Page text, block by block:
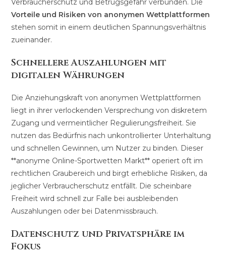
Verbraucherschutz und Betrugsgefahr verbunden. Die
Vorteile und Risiken von anonymen Wettplattformen
stehen somit in einem deutlichen Spannungsverhältnis
zueinander.
Schnellere Auszahlungen mit
digitalen Währungen
Die Anziehungskraft von anonymen Wettplattformen
liegt in ihrer verlockenden Versprechung von diskretem
Zugang und vermeintlicher Regulierungsfreiheit. Sie
nutzen das Bedürfnis nach unkontrollierter Unterhaltung
und schnellen Gewinnen, um Nutzer zu binden. Dieser
**anonyme Online-Sportwetten Markt** operiert oft im
rechtlichen Graubereich und birgt erhebliche Risiken, da
jeglicher Verbraucherschutz entfällt. Die scheinbare
Freiheit wird schnell zur Falle bei ausbleibenden
Auszahlungen oder bei Datenmissbrauch.
Datenschutz und Privatsphäre im
Fokus